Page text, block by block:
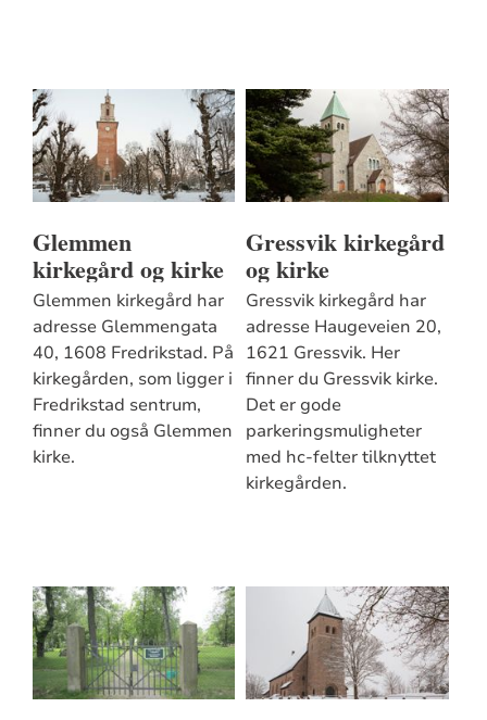
Glemmen
kirkegård og kirke
Glemmen kirkegård har
adresse Glemmengata
40, 1608 Fredrikstad. På
kirkegården, som ligger i
Fredrikstad sentrum,
finner du også Glemmen
kirke.
Gressvik kirkegård
og kirke
Gressvik kirkegård har
adresse Haugeveien 20,
1621 Gressvik. Her
finner du Gressvik kirke.
Det er gode
parkeringsmuligheter
med hc-felter tilknyttet
kirkegården.